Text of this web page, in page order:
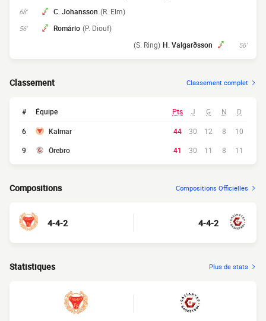
68' C. Johansson (R. Elm)
56' Romário (P. Diouf)
56'
H. Valgarðsson
(S. Ring)
Classement Classement complet
# Équipe Pts J G N D
6 Kalmar 44 30 12 8
10
9
Örebro 41 30 11 8 11
Compositions Compositions Officielles
4-4-2 4-4-2
Statistiques Plus de stats